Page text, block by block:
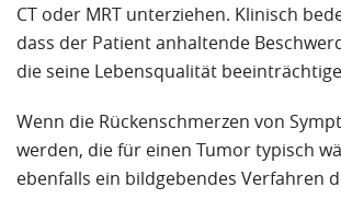
CT oder MRT unterziehen. Klinisch
dass der Patient anhaltende
die seine Lebensqualität
Wenn die Rückenschmerzen von
werden, die für einen Tumor typisch
ebenfalls ein bildgebendes Verfahren